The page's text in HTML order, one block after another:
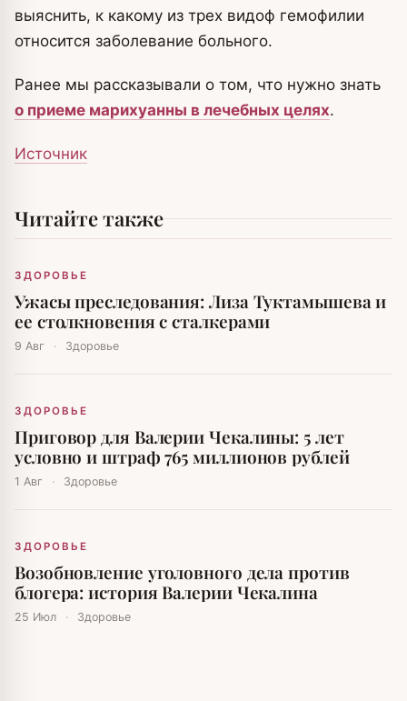
выяснить, к какому из трех видоф гемофилии
относится заболевание больного.
Ранее мы рассказывали о том, что нужно знать
о приеме марихуанны в лечебных целях.
Источник
Читайте также
ЗДОРОВЬЕ
Ужасы преследования: Лиза Туктамышева и
ее столкновения с сталкерами
9 Авг · Здоровье
ЗДОРОВЬЕ
Приговор для Валерии Чекалины: 5 лет
условно и штраф 765 миллионов рублей
1 Авг · Здоровье
ЗДОРОВЬЕ
Возобновление уголовного дела против
блогера: история Валерии Чекалина
25 Июл · Здоровье